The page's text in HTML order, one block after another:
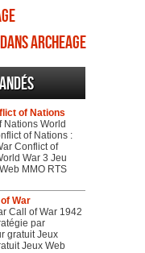
ArcheAge
of Nations
Nations World
of Nations :
Conflict of
War 3 Jeu
MMO RTS
War
Call of War 1942
par
gratuit Jeux
Jeux Web